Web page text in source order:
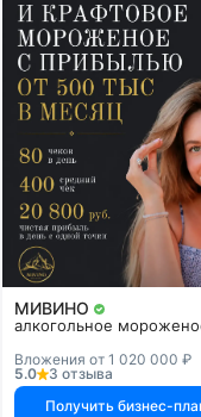
МИВИНО
алкогольное
Вложения от 1 020 000 ₽
5.0
3 отзыва
Получить бизнес-